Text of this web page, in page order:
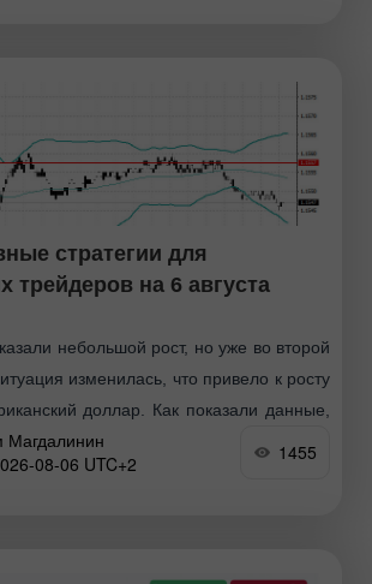
стратегии для
трейдеров на 6 августа
небольшой рост, но уже во второй
изменилась, что привело к росту
доллар. Как показали данные,
США уверенно вошёл
Магдалинин
08-06 UTC+2
1455